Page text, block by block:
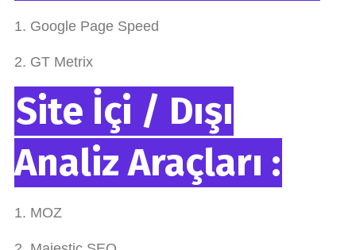
1. Google Page Speed
2. GT Metrix
Site İçi / Dışı
Analiz Araçları :
1. MOZ